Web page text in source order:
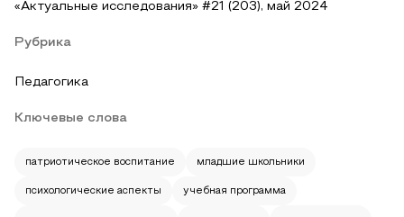
«Актуальные исследования» #21 (203), май 2024
Рубрика
Педагогика
Ключевые слова
патриотическое воспитание младшие школьники
психологические аспекты учебная программа